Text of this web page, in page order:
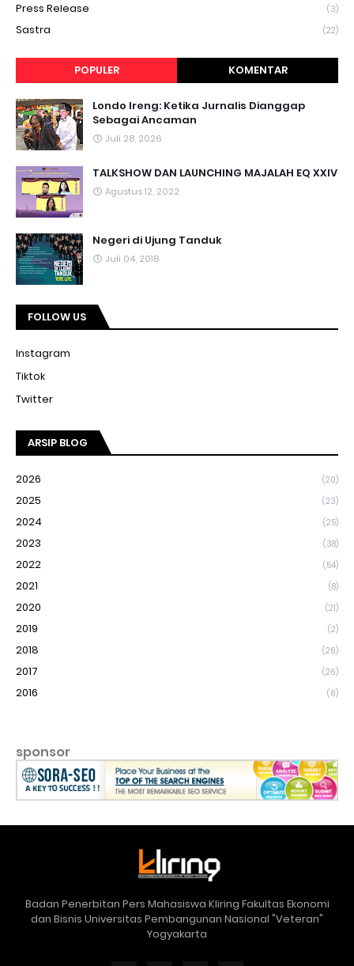
Press Release (3)
Sastra (22)
POPULER KOMENTAR
Londo Ireng: Ketika Jurnalis Dianggap
Sebagai Ancaman
Juli 28, 2026
TALKSHOW DAN LAUNCHING MAJALAH EQ XXIV
Agustus 12, 2022
Negeri di Ujung Tanduk
Juli 04, 2018
FOLLOW US
Instagram
Tiktok
Twitter
ARSIP BLOG
2026 (20)
2025 (23)
2024 (25)
2023 (38)
2022 (54)
2021 (8)
2020 (21)
2019 (2)
2018 (26)
2017 (26)
2016 (6)
sponsor
Badan Penerbitan Pers Mahasiswa Kliring Fakultas Ekonomi
dan Bisnis Universitas Pembangunan Nasional "Veteran"
Yogyakarta